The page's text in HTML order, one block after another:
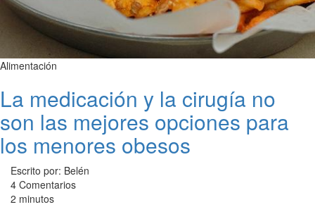
Alimentación
La medicación y la cirugía no
son las mejores opciones para
los menores obesos
Escrito por: Belén
4 Comentarios
2 minutos